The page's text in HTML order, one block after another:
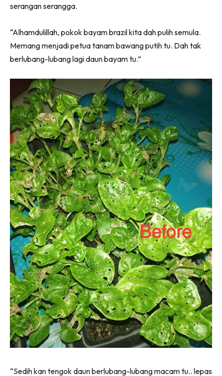
serangan serangga.
“Alhamdulillah, pokok bayam brazil kita dah pulih semula.
Memang menjadi petua tanam bawang putih tu. Dah tak
berlubang-lubang lagi daun bayam tu.”
“Sedih kan tengok daun berlubang-lubang macam tu.. lepas